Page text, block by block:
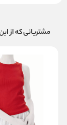
مشتریانی که از